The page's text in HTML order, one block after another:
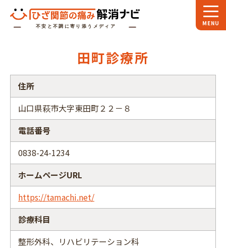
スペシャル対談
専門家インタビュー
関節大全
ひざ関節ナビについて
田町診療所
住所
山口県萩市大字東田町２２－８
電話番号
0838-24-1234
ホームページURL
https://tamachi.net/
診療科目
整形外科、リハビリテーション科